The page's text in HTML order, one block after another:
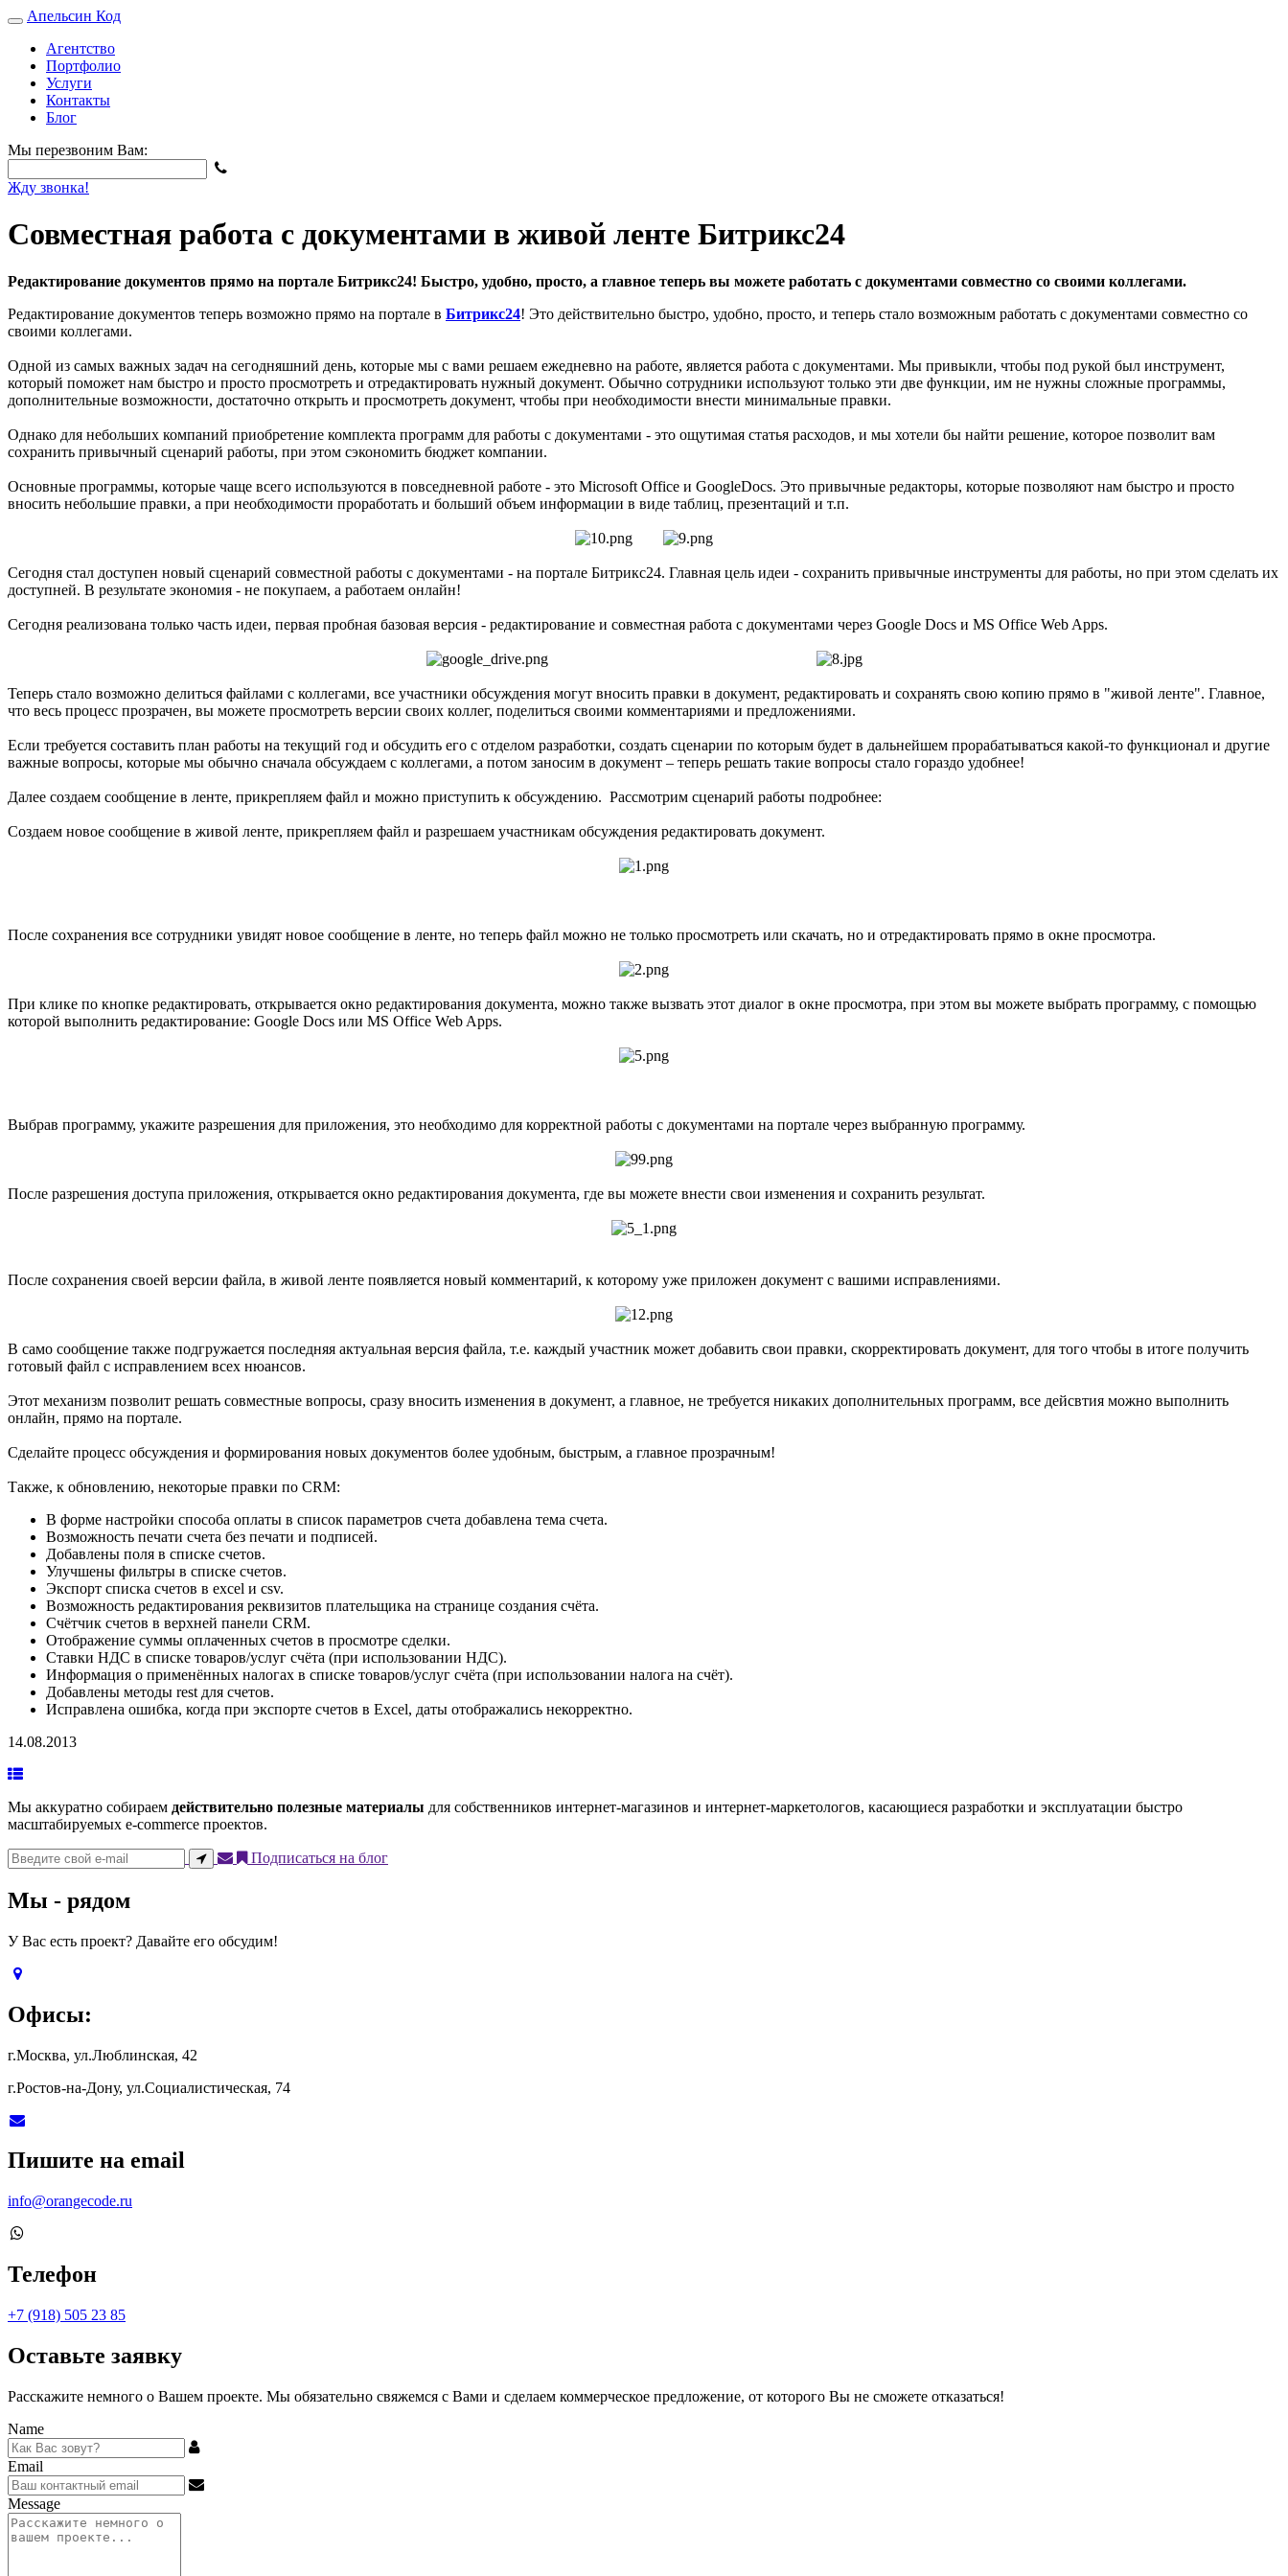
Апельсин Код
Агентство
Портфолио
Услуги
Контакты
Блог
Мы перезвоним Вам:
Жду звонка!
Совместная работа с документами в живой ленте Битрикс24
Редактирование документов прямо на портале Битрикс24! Быстро, удобно, просто, а главное теперь вы можете работать с документами совместно со своими коллегами.
Редактирование документов теперь возможно прямо на портале в Битрикс24! Это действительно быстро, удобно, просто, и теперь стало возможным работать с документами совместно со
своими коллегами.
Одной из самых важных задач на сегодняшний день, которые мы с вами решаем ежедневно на работе, является работа с документами. Мы привыкли, чтобы под рукой был инструмент,
который поможет нам быстро и просто просмотреть и отредактировать нужный документ. Обычно сотрудники используют только эти две функции, им не нужны сложные программы,
дополнительные возможности, достаточно открыть и просмотреть документ, чтобы при необходимости внести минимальные правки.
Однако для небольших компаний приобретение комплекта программ для работы с документами - это ощутимая статья расходов, и мы хотели бы найти решение, которое позволит вам
сохранить привычный сценарий работы, при этом сэкономить бюджет компании.
Основные программы, которые чаще всего используются в повседневной работе - это Microsoft Office и GoogleDocs. Это привычные редакторы, которые позволяют нам быстро и просто
вносить небольшие правки, а при необходимости проработать и больший объем информации в виде таблиц, презентаций и т.п.
Сегодня стал доступен новый сценарий совместной работы с документами - на портале Битрикс24. Главная цель идеи - сохранить привычные инструменты для работы, но при этом сделать их
доступней. В результате экономия - не покупаем, а работаем онлайн!
Сегодня реализована только часть идеи, первая пробная базовая версия - редактирование и совместная работа с документами через Google Docs и MS Office Web Apps.
Теперь стало возможно делиться файлами с коллегами, все участники обсуждения могут вносить правки в документ, редактировать и сохранять свою копию прямо в "живой ленте". Главное,
что весь процесс прозрачен, вы можете просмотреть версии своих коллег, поделиться своими комментариями и предложениями.
Если требуется составить план работы на текущий год и обсудить его с отделом разработки, создать сценарии по которым будет в дальнейшем прорабатываться какой-то функционал и другие
важные вопросы, которые мы обычно сначала обсуждаем с коллегами, а потом заносим в документ – теперь решать такие вопросы стало гораздо удобнее!
Далее создаем сообщение в ленте, прикрепляем файл и можно приступить к обсуждению. Рассмотрим сценарий работы подробнее:
Создаем новое сообщение в живой ленте, прикрепляем файл и разрешаем участникам обсуждения редактировать документ.
После сохранения все сотрудники увидят новое сообщение в ленте, но теперь файл можно не только просмотреть или скачать, но и отредактировать прямо в окне просмотра.
При клике по кнопке редактировать, открывается окно редактирования документа, можно также вызвать этот диалог в окне просмотра, при этом вы можете выбрать программу, с помощью
которой выполнить редактирование: Google Docs или MS Office Web Apps.
Выбрав программу, укажите разрешения для приложения, это необходимо для корректной работы с документами на портале через выбранную программу.
После разрешения доступа приложения, открывается окно редактирования документа, где вы можете внести свои изменения и сохранить результат.
После сохранения своей версии файла, в живой ленте появляется новый комментарий, к которому уже приложен документ с вашими исправлениями.
В само сообщение также подгружается последняя актуальная версия файла, т.е. каждый участник может добавить свои правки, скорректировать документ, для того чтобы в итоге получить
готовый файл с исправлением всех нюансов.
Этот механизм позволит решать совместные вопросы, сразу вносить изменения в документ, а главное, не требуется никаких дополнительных программ, все дейсвтия можно выполнить
онлайн, прямо на портале.
Сделайте процесс обсуждения и формирования новых документов более удобным, быстрым, а главное прозрачным!
Также, к обновлению, некоторые правки по CRM:
В форме настройки способа оплаты в список параметров счета добавлена тема счета.
Возможность печати счета без печати и подписей.
Добавлены поля в списке счетов.
Улучшены фильтры в списке счетов.
Экспорт списка счетов в excel и csv.
Возможность редактирования реквизитов плательщика на странице создания счёта.
Счётчик счетов в верхней панели CRM.
Отображение суммы оплаченных счетов в просмотре сделки.
Ставки НДС в списке товаров/услуг счёта (при использовании НДС).
Информация о применённых налогах в списке товаров/услуг счёта (при использовании налога на счёт).
Добавлены методы rest для счетов.
Исправлена ошибка, когда при экспорте счетов в Excel, даты отображались некорректно.
14.08.2013
Мы аккуратно собираем действительно полезные материалы для собственников интернет-магазинов и интернет-маркетологов, касающиеся разработки и эксплуатации быстро
масштабируемых e-commerce проектов.
Подписаться на блог
Мы - рядом
У Вас есть проект? Давайте его обсудим!
Офисы:
г.Москва, ул.Люблинская, 42
г.Ростов-на-Дону, ул.Социалистическая, 74
Пишите на email
info@orangecode.ru
Телефон
+7 (918) 505 23 85
Оставьте заявку
Расскажите немного о Вашем проекте. Мы обязательно свяжемся с Вами и сделаем коммерческое предложение, от которого Вы не сможете отказаться!
Name
Email
Message